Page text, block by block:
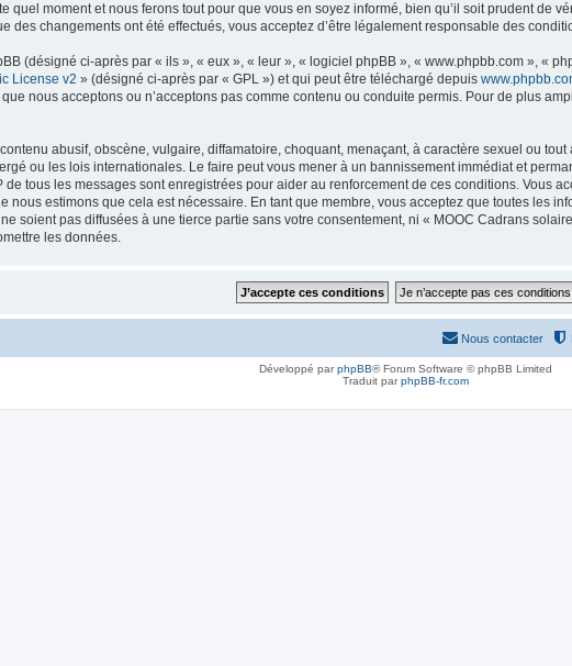
quel moment et nous ferons tout pour que vous en soyez informé, bien qu’il soit prudent de
des changements ont été effectués, vous acceptez d’être légalement responsable des
(désigné ci-après par « ils », « eux », « leur », « logiciel phpBB », « www.phpbb.com », «
License v2 » (désigné ci-après par « GPL ») et qui peut être téléchargé depuis
nous acceptons ou n’acceptons pas comme contenu ou conduite permis. Pour de plus
abusif, obscène, vulgaire, diffamatoire, choquant, menaçant, à caractère sexuel ou
ou les lois internationales. Le faire peut vous mener à un bannissement immédiat et
tous les messages sont enregistrées pour aider au renforcement de ces conditions. Vous
nous estimons que cela est nécessaire. En tant que membre, vous acceptez que toutes les
soient pas diffusées à une tierce partie sans votre consentement, ni « MOOC Cadrans
les données.
Nous contacter
Développé parphpBB® Forum Software © phpBB Limited
Traduit parphpBB-fr.com